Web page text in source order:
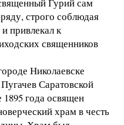
строго соблюдая
привлекал к
священников
Николаевске
Саратовской
года освящен
храм в честь